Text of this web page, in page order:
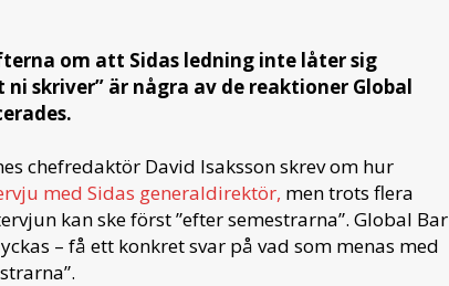
om att Sidas ledning inte låter sig
skriver” är några av de reaktioner Global
chefredaktör David Isaksson skrev om hur
med Sidas generaldirektör, men trots flera
kan ske först ”efter semestrarna”. Global Bar
– få ett konkret svar på vad som menas med